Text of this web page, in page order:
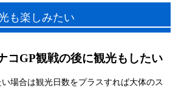
も楽しみたい
コGP観戦の後に観光もしたい
場合は観光日数をプラスすれば大体のス